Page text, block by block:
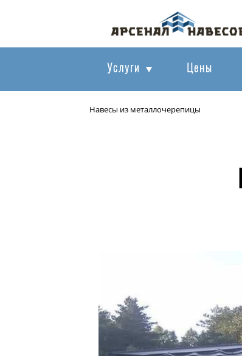
Услуги Цены
Навесы из металлочерепицы